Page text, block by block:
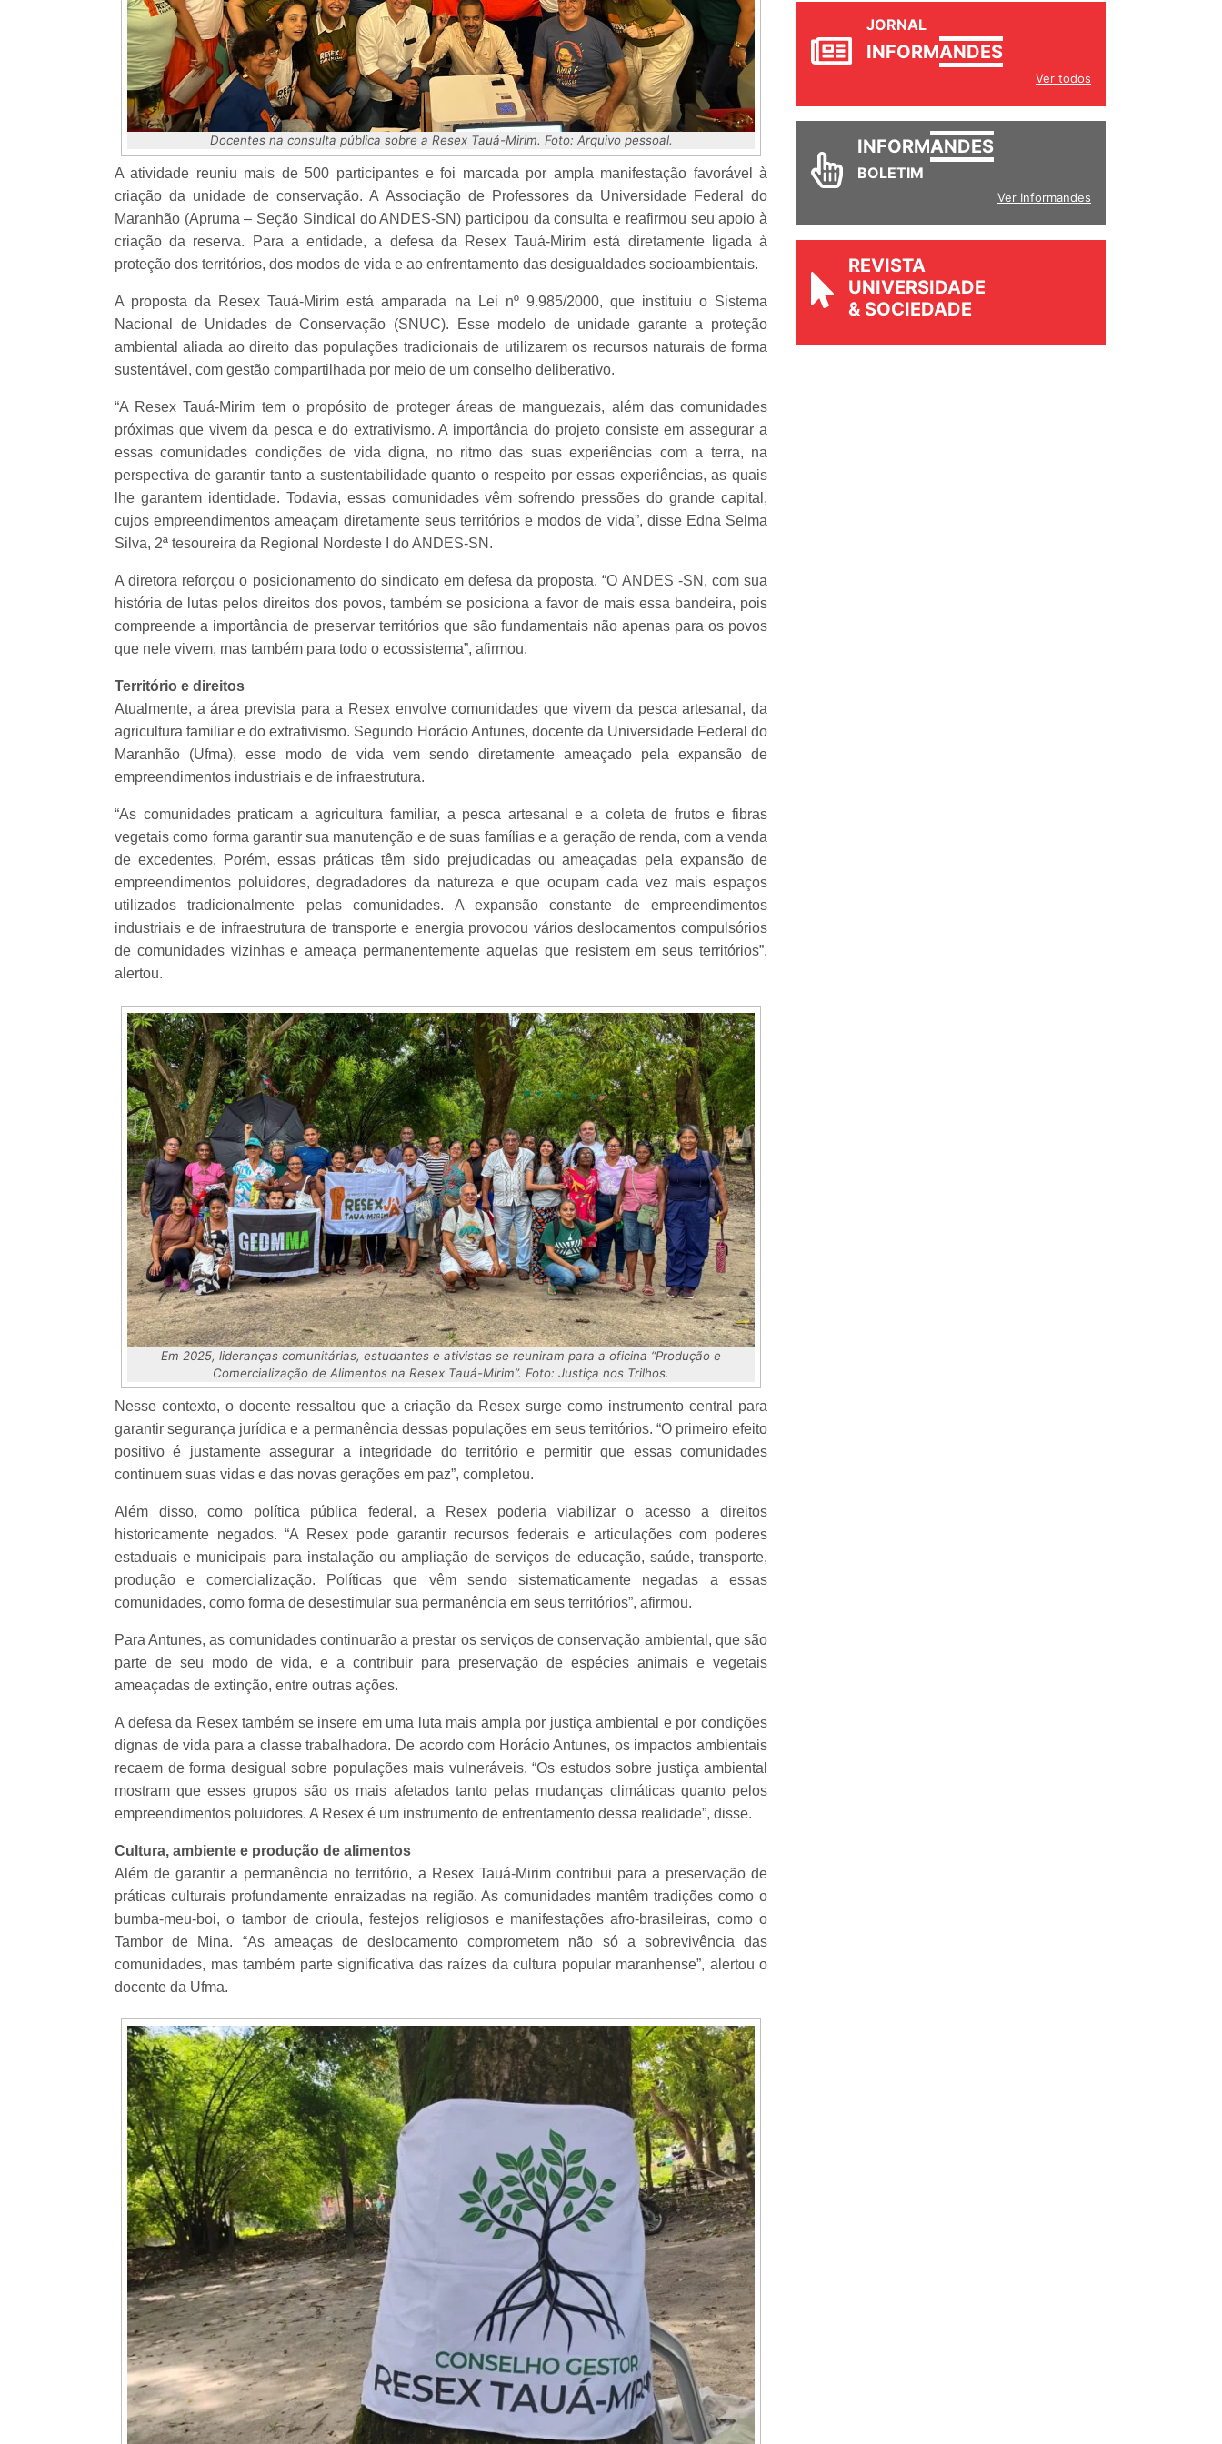
Docentes na consulta pública sobre a Resex Tauá-Mirim. Foto: Arquivo pessoal.
A atividade reuniu mais de 500 participantes e foi marcada por ampla manifestação favorável à
criação da unidade de conservação. A Associação de Professores da Universidade Federal do
Maranhão (Apruma – Seção Sindical do ANDES-SN) participou da consulta e reafirmou seu apoio à
criação da reserva. Para a entidade, a defesa da Resex Tauá-Mirim está diretamente ligada à
proteção dos territórios, dos modos de vida e ao enfrentamento das desigualdades socioambientais.
A proposta da Resex Tauá-Mirim está amparada na Lei nº 9.985/2000, que instituiu o Sistema
Nacional de Unidades de Conservação (SNUC). Esse modelo de unidade garante a proteção
ambiental aliada ao direito das populações tradicionais de utilizarem os recursos naturais de forma
sustentável, com gestão compartilhada por meio de um conselho deliberativo.
“A Resex Tauá-Mirim tem o propósito de proteger áreas de manguezais, além das comunidades
próximas que vivem da pesca e do extrativismo. A importância do projeto consiste em assegurar a
essas comunidades condições de vida digna, no ritmo das suas experiências com a terra, na
perspectiva de garantir tanto a sustentabilidade quanto o respeito por essas experiências, as quais
lhe garantem identidade. Todavia, essas comunidades vêm sofrendo pressões do grande capital,
cujos empreendimentos ameaçam diretamente seus territórios e modos de vida”, disse Edna Selma
Silva, 2ª tesoureira da Regional Nordeste I do ANDES-SN.
A diretora reforçou o posicionamento do sindicato em defesa da proposta. “O ANDES -SN, com sua
história de lutas pelos direitos dos povos, também se posiciona a favor de mais essa bandeira, pois
compreende a importância de preservar territórios que são fundamentais não apenas para os povos
que nele vivem, mas também para todo o ecossistema”, afirmou.
Território e direitos
Atualmente, a área prevista para a Resex envolve comunidades que vivem da pesca artesanal, da
agricultura familiar e do extrativismo. Segundo Horácio Antunes, docente da Universidade Federal do
Maranhão (Ufma), esse modo de vida vem sendo diretamente ameaçado pela expansão de
empreendimentos industriais e de infraestrutura.
“As comunidades praticam a agricultura familiar, a pesca artesanal e a coleta de frutos e fibras
vegetais como forma garantir sua manutenção e de suas famílias e a geração de renda, com a venda
de excedentes. Porém, essas práticas têm sido prejudicadas ou ameaçadas pela expansão de
empreendimentos poluidores, degradadores da natureza e que ocupam cada vez mais espaços
utilizados tradicionalmente pelas comunidades. A expansão constante de empreendimentos
industriais e de infraestrutura de transporte e energia provocou vários deslocamentos compulsórios
de comunidades vizinhas e ameaça permanentemente aquelas que resistem em seus territórios”,
alertou.
Em 2025, lideranças comunitárias, estudantes e ativistas se reuniram para a oficina “Produção e
Comercialização de Alimentos na Resex Tauá-Mirim”. Foto: Justiça nos Trilhos.
Nesse contexto, o docente ressaltou que a criação da Resex surge como instrumento central para
garantir segurança jurídica e a permanência dessas populações em seus territórios. “O primeiro efeito
positivo é justamente assegurar a integridade do território e permitir que essas comunidades
continuem suas vidas e das novas gerações em paz”, completou.
Além disso, como política pública federal, a Resex poderia viabilizar o acesso a direitos
historicamente negados. “A Resex pode garantir recursos federais e articulações com poderes
estaduais e municipais para instalação ou ampliação de serviços de educação, saúde, transporte,
produção e comercialização. Políticas que vêm sendo sistematicamente negadas a essas
comunidades, como forma de desestimular sua permanência em seus territórios”, afirmou.
Para Antunes, as comunidades continuarão a prestar os serviços de conservação ambiental, que são
parte de seu modo de vida, e a contribuir para preservação de espécies animais e vegetais
ameaçadas de extinção, entre outras ações.
A defesa da Resex também se insere em uma luta mais ampla por justiça ambiental e por condições
dignas de vida para a classe trabalhadora. De acordo com Horácio Antunes, os impactos ambientais
recaem de forma desigual sobre populações mais vulneráveis. “Os estudos sobre justiça ambiental
mostram que esses grupos são os mais afetados tanto pelas mudanças climáticas quanto pelos
empreendimentos poluidores. A Resex é um instrumento de enfrentamento dessa realidade”, disse.
Cultura, ambiente e produção de alimentos
Além de garantir a permanência no território, a Resex Tauá-Mirim contribui para a preservação de
práticas culturais profundamente enraizadas na região. As comunidades mantêm tradições como o
bumba-meu-boi, o tambor de crioula, festejos religiosos e manifestações afro-brasileiras, como o
Tambor de Mina. “As ameaças de deslocamento comprometem não só a sobrevivência das
comunidades, mas também parte significativa das raízes da cultura popular maranhense”, alertou o
docente da Ufma.
JORNAL
Ver todos
INFORM
Ver Informandes
REVISTA
UNIVERSIDADE